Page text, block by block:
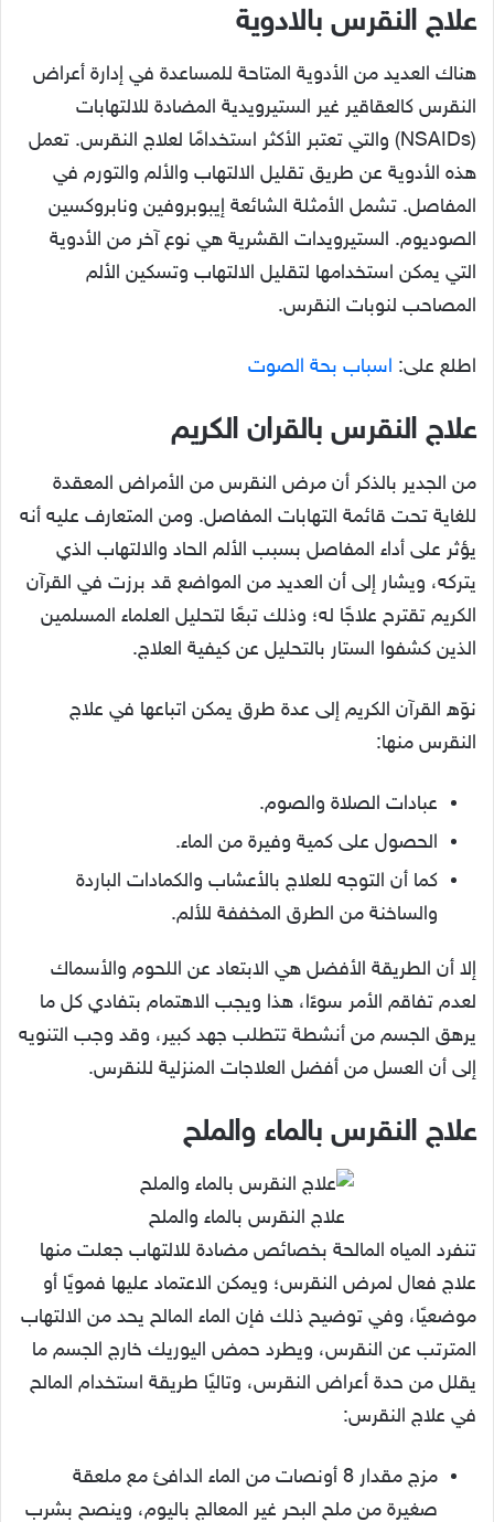
علاج النقرس بالادوية
هناك العديد من الأدوية المتاحة للمساعدة في إدارة أعراض
النقرس كالعقاقير غير الستيرويدية المضادة للالتهابات
(NSAIDs) والتي تعتبر الأكثر استخدامًا لعلاج النقرس. تعمل
هذه الأدوية عن طريق تقليل الالتهاب والألم والتورم في
المفاصل. تشمل الأمثلة الشائعة إيبوبروفين ونابروكسين
الصوديوم. الستيرويدات القشرية هي نوع آخر من الأدوية
التي يمكن استخدامها لتقليل الالتهاب وتسكين الألم
المصاحب لنوبات النقرس.
اطلع على: اسباب بحة الصوت
علاج النقرس بالقران الكريم
من الجدير بالذكر أن مرض النقرس من الأمراض المعقدة
للغاية تحت قائمة التهابات المفاصل. ومن المتعارف عليه أنه
يؤثر على أداء المفاصل بسبب الألم الحاد والالتهاب الذي
يتركه، ويشار إلى أن العديد من المواضع قد برزت في القرآن
الكريم تقترح علاجًا له؛ وذلك تبعًا لتحليل العلماء المسلمين
الذين كشفوا الستار بالتحليل عن كيفية العلاج.
نوّه القرآن الكريم إلى عدة طرق يمكن اتباعها في علاج
النقرس منها:
عبادات الصلاة والصوم.
الحصول على كمية وفيرة من الماء.
كما أن التوجه للعلاج بالأعشاب والكمادات الباردة
والساخنة من الطرق المخففة للألم.
إلا أن الطريقة الأفضل هي الابتعاد عن اللحوم والأسماك
لعدم تفاقم الأمر سوءًا، هذا ويجب الاهتمام بتفادي كل ما
يرهق الجسم من أنشطة تتطلب جهد كبير، وقد وجب التنويه
إلى أن العسل من أفضل العلاجات المنزلية للنقرس.
علاج النقرس بالماء والملح
علاج النقرس بالماء والملح
تنفرد المياه المالحة بخصائص مضادة للالتهاب جعلت منها
علاج فعال لمرض النقرس؛ ويمكن الاعتماد عليها فمويًا أو
موضعيًا، وفي توضيح ذلك فإن الماء المالح يحد من الالتهاب
المترتب عن النقرس، ويطرد حمض اليوريك خارج الجسم ما
يقلل من حدة أعراض النقرس، وتاليًا طريقة استخدام المالح
في علاج النقرس:
مزج مقدار 8 أونصات من الماء الدافئ مع ملعقة
صغيرة من ملح البحر غير المعالج باليوم، وينصح بشرب